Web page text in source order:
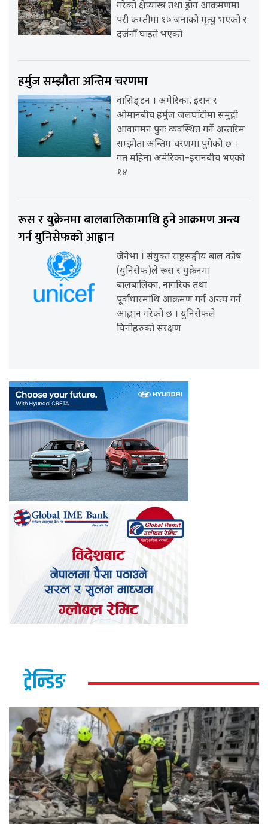
गरेको क्षेप्यास्त्र तथा ड्रोन आक्रमणमा
परी कम्तीमा १७ जनाको मृत्यु भएको र
दर्जनौँ घाइते भएको
हर्मुज सम्झौता अन्तिम चरणमा
वासिङ्टन । अमेरिका, इरान र
ओमानबीच हर्मुज जलघाँटीमा समुद्री
आवागमन पुनः व्यवस्थित गर्ने अन्तरिम
सम्झौता अन्तिम चरणमा पुगेको छ ।
गत महिना अमेरिका–इरानबीच भएको
१४
रूस र युक्रेनमा बालबालिकामाथि हुने आक्रमण अन्त्य
गर्न युनिसेफको आह्वान
जेनेभा । संयुक्त राष्ट्रसङ्घीय बाल कोष
(युनिसेफ)ले रूस र युक्रेनमा
बालबालिका, नागरिक तथा
पूर्वाधारमाथि आक्रमण गर्न अन्त्य गर्न
आह्वान गरेको छ । युनिसेफले
यिनीहरुको संरक्षण
ट्रेन्डिङ